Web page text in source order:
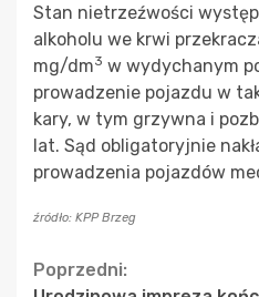
Stan nietrzeźwości
alkoholu we krwi
mg/dm3 w wydychanym
prowadzenie pojazdu w
kary, w tym grzywna i
lat. Sąd obligatoryjnie
prowadzenia pojazdów
źródło: KPP Brzeg
Continue
Poprzedni: